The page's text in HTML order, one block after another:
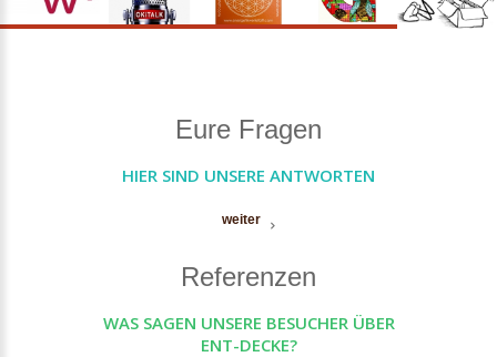
Eure Fragen
HIER SIND UNSERE ANTWORTEN
weiter
Referenzen
WAS SAGEN UNSERE BESUCHER ÜBER
ENT-DECKE?